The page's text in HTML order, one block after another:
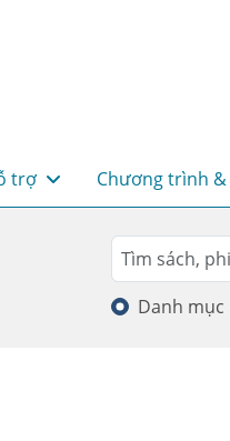
trợ Chương trình &
Search
Tìm kiếm
Danh mục